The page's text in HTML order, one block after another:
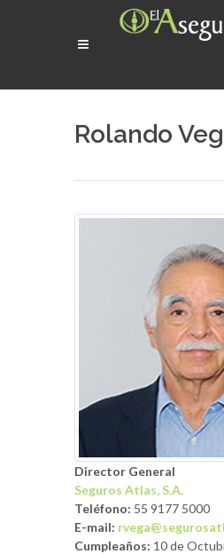
Rolando
Director General
Seguros Atlas, S.A.
Teléfono: 55 9177 5000
E-mail:
Cumpleaños: 10 de